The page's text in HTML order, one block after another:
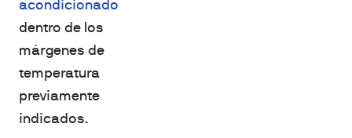
acondicionado
dentro de los
márgenes de
temperatura
previamente
indicados.